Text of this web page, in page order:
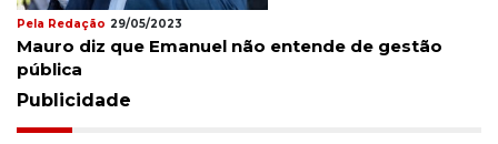
Pela Redação 29/05/2023
Mauro diz que Emanuel não entende de gestão
pública
Publicidade